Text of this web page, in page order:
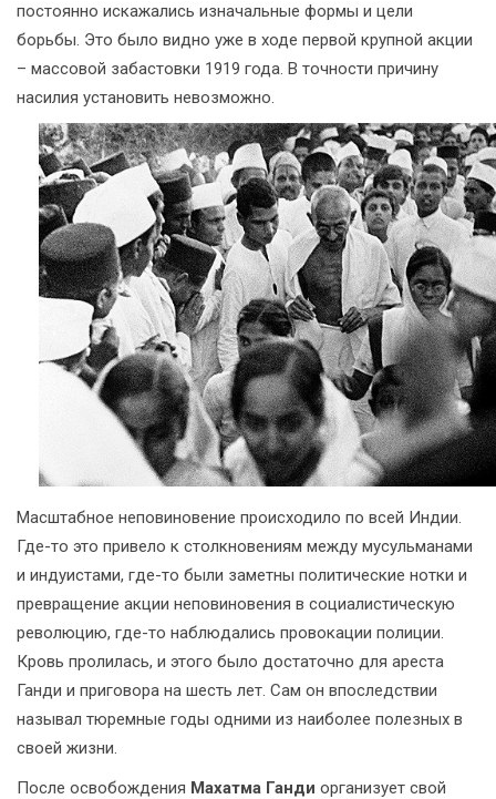
постоянно искажались изначальные формы и цели
борьбы. Это было видно уже в ходе первой крупной акции
– массовой забастовки 1919 года. В точности причину
насилия установить невозможно.
Масштабное неповиновение происходило по всей Индии.
Где-то это привело к столкновениям между мусульманами
и индуистами, где-то были заметны политические нотки и
превращение акции неповиновения в социалистическую
революцию, где-то наблюдались провокации полиции.
Кровь пролилась, и этого было достаточно для ареста
Ганди и приговора на шесть лет. Сам он впоследствии
называл тюремные годы одними из наиболее полезных в
своей жизни.
После освобождения Махатма Ганди организует свой